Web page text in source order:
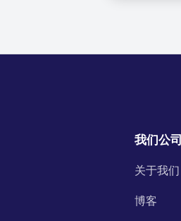
我们公司
关于我们
博客